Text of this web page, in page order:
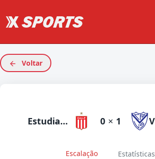
Voltar
Estudiantes 0 × 1
Escalação Estatísticas